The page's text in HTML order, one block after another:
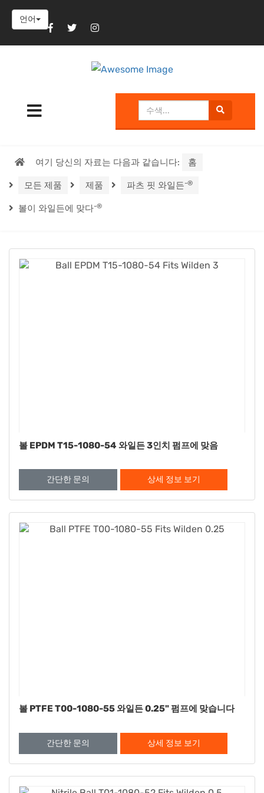
언어
여기 당신의 자료는 다음과 같습니다: 홈
모든 제품 제품 파츠 핏 와일든-®
볼이 와일든에 맞다-®
볼 EPDM T15-1080-54 와일든 3인치 펌프에 맞음
간단한 문의 상세 정보 보기
볼 PTFE T00-1080-55 와일든 0.25" 펌프에 맞습니다
간단한 문의 상세 정보 보기